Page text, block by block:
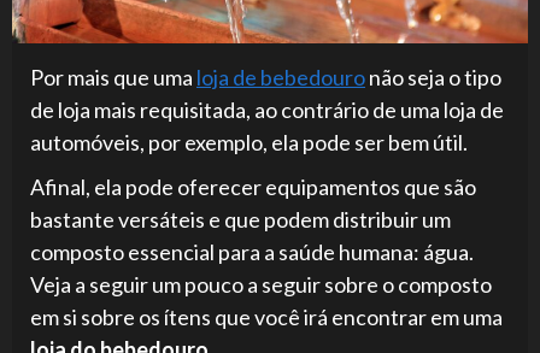
Por mais que uma loja de bebedouronão seja o tipo
de loja mais requisitada, ao contrário de uma loja de
automóveis, por exemplo, ela pode ser bem útil.
Afinal, ela pode oferecer equipamentos que são
bastante versáteis e que podem distribuir um
composto essencial para a saúde humana: água.
Veja a seguir um pouco a seguir sobre o composto
em si sobre os ítens que você irá encontrar em uma